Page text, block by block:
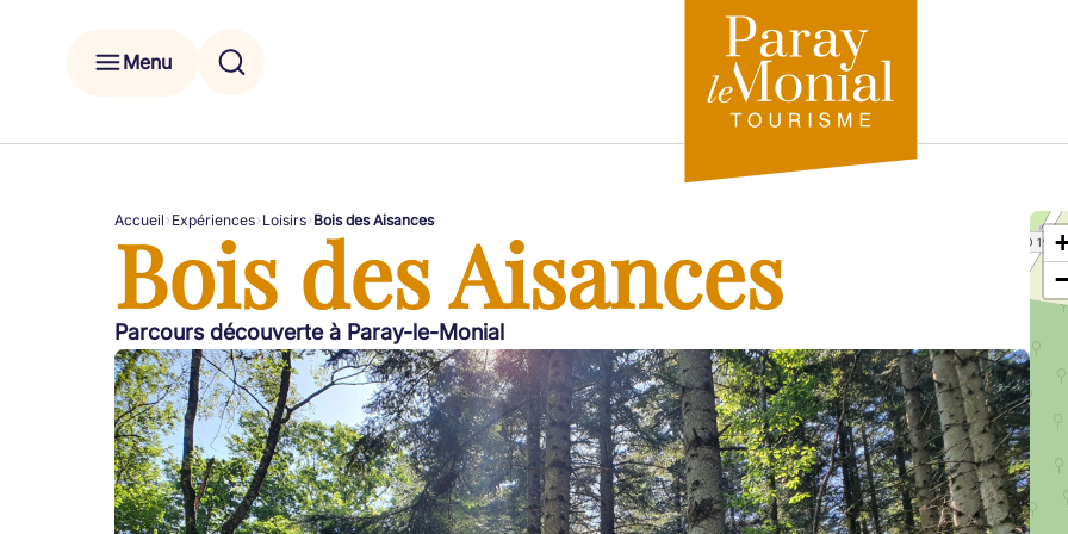
Menu
Accueil Expériences Loisirs Bois des Aisances
Bois des Aisances
Parcours découverte à Paray-le-Monial